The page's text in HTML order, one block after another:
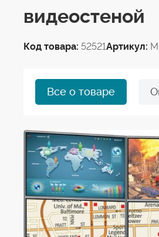
видеостеной
Код товара: 52521Артикул:
Все о товаре